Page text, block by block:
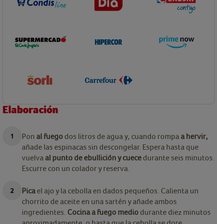
Elaboración
Pon al fuego dos litros de agua y, cuando rompa a hervir,
añade las espinacas sin descongelar. Espera hasta que
vuelva al punto de ebullición y cuece durante seis minutos.
Escurre con un colador y reserva.
Pica el ajo y la cebolla en dados pequeños. Calienta un
chorrito de aceite en una sartén y añade ambos
ingredientes. Cocina a fuego medio durante diez minutos